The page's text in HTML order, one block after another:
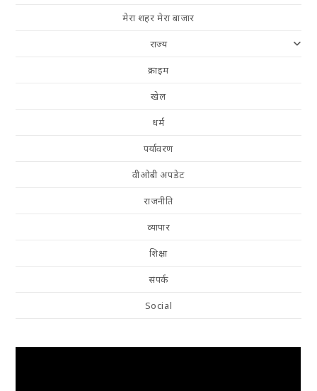
मेरा शहर मेरा बाजार
राज्य
क्राइम
खेल
धर्म
पर्यावरण
वीओबी अपडेट
राजनीति
व्यापार
शिक्षा
संपर्क
Social